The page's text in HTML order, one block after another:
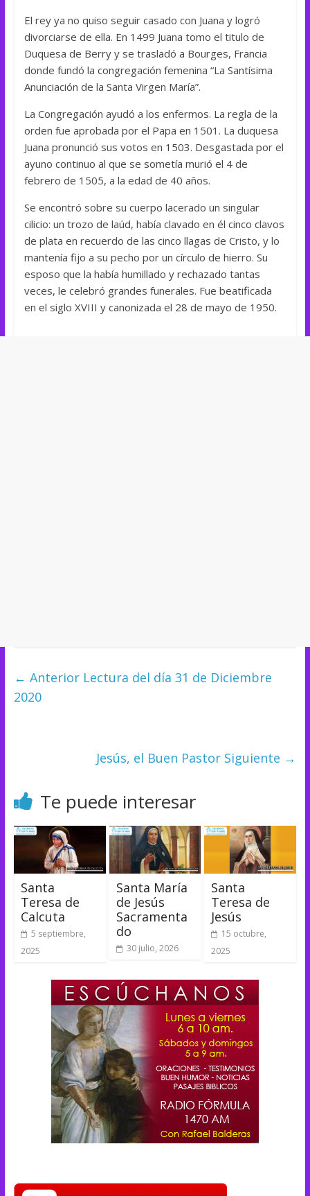
El rey ya no quiso seguir casado con Juana y logró
divorciarse de ella. En 1499 Juana tomo el titulo de
Duquesa de Berry y se trasladó a Bourges, Francia
donde fundó la congregación femenina “La Santísima
Anunciación de la Santa Virgen María”.
La Congregación ayudó a los enfermos. La regla de la
orden fue aprobada por el Papa en 1501. La duquesa
Juana pronunció sus votos en 1503. Desgastada por el
ayuno continuo al que se sometía murió el 4 de
febrero de 1505, a la edad de 40 años.
Se encontró sobre su cuerpo lacerado un singular
cilicio: un trozo de laúd, había clavado en él cinco clavos
de plata en recuerdo de las cinco llagas de Cristo, y lo
mantenía fijo a su pecho por un círculo de hierro. Su
esposo que la había humillado y rechazado tantas
veces, le celebró grandes funerales. Fue beatificada
en el siglo XVIII y canonizada el 28 de mayo de 1950.
← AnteriorLectura del día 31 de Diciembre
2020
Jesús, el Buen Pastor Siguiente →
Te puede interesar
Santa
Teresa de
Calcuta
5 septiembre,
2025
Santa María
de Jesús
Sacramenta
do
30 julio, 2026
Santa
Teresa de
Jesús
15 octubre,
2025